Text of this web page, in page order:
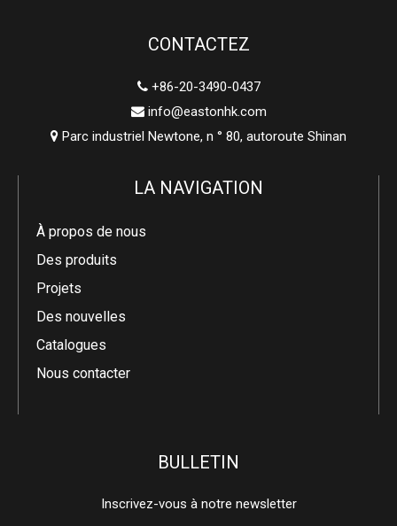
CONTACTEZ
+86-20-3490-0437
 info@eastonhk.com
 Parc industriel Newtone, n ° 80, autoroute Shinan
LA NAVIGATION
À propos de nous
Des produits
Projets
Des nouvelles
Catalogues
Nous contacter
BULLETIN
Inscrivez-vous à notre newsletter